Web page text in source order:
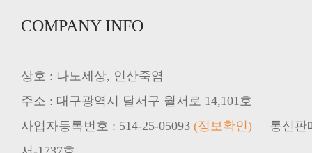
COMPANY INFO
상호 : 나노세상, 인산죽염
주소 : 대구광역시 달서구 월서로 14,101호
사업자등록번호 : 514-25-05093 (정보확인)